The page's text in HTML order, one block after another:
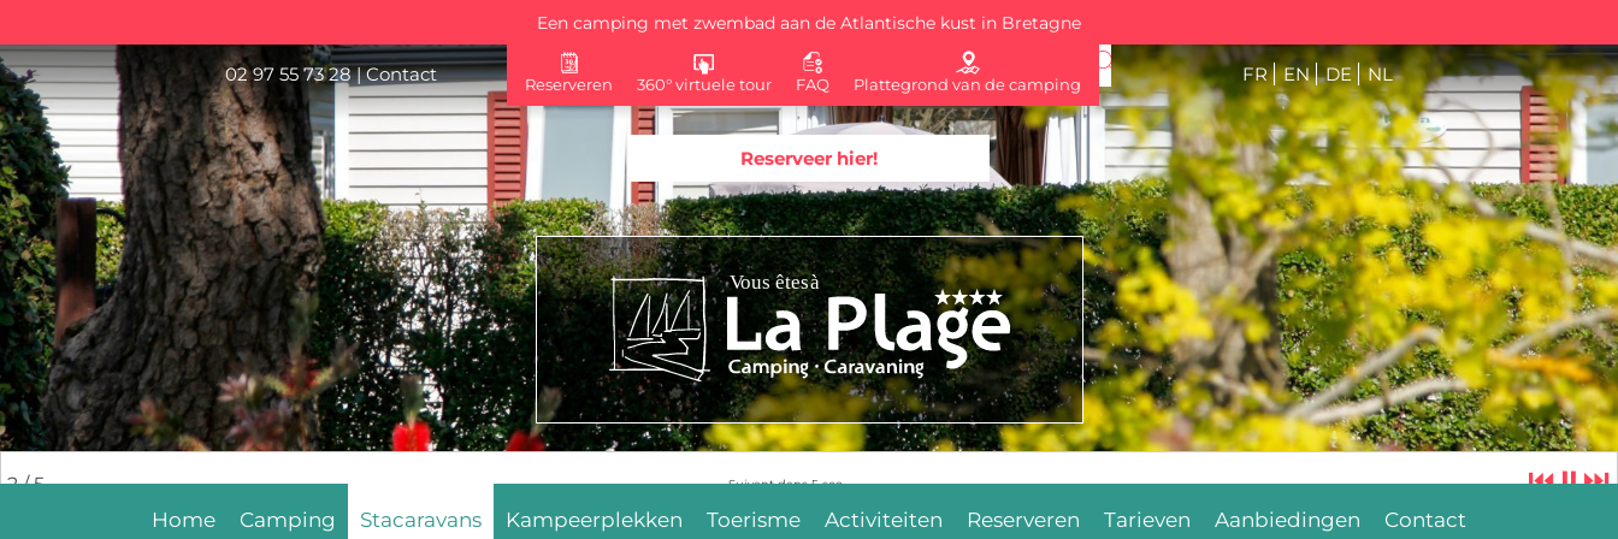
Een camping met zwembad aan de Atlantische kust in Bretagne
02 97 55 73 28|Contact FR EN DE NL
Reserveren 360° virtuele tour FAQ Plattegrond van de camping
Reserveer hier!
2/ 5 Suivant dans4sec. ⏮⏸⏭
Home Camping Stacaravans Kampeerplekken Toerisme Activiteiten Reserveren Tarieven Aanbiedingen Contact